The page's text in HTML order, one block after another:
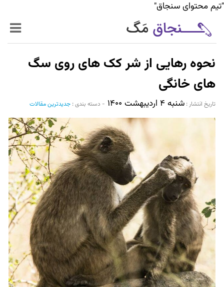
"تیم محتوای سنجاق"
زنده‌تر
سیر تا پیاز خدمات
World Mag
بازار آنلاین سنجاق
نحوه رهایی از شر کک های روی سگ
های خانگی
تاریخ انتشار :‌ شنبه ۴ اردیبهشت ۱۴۰۰ - دسته بندی : جدیدترین مقالات